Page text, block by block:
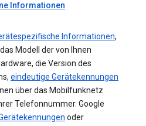
Informationen
Informationen,
Modell der von Ihnen
die Version des
eindeutige Gerätekennungen
über das Mobilfunknetz
Telefonnummer. Google
oder